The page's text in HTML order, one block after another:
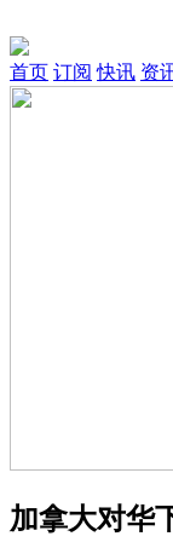
首页 订阅 快讯 资
加拿大对华